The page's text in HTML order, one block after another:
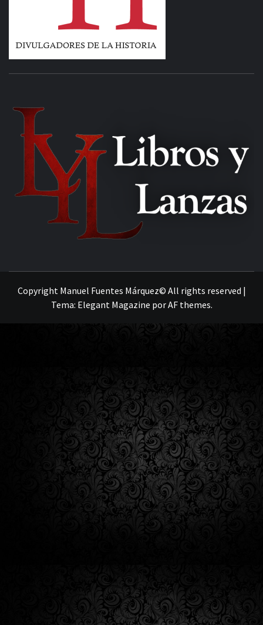
Copyright Manuel Fuentes Márquez© All rights reserved |
Tema: Elegant Magazine porAF themes.